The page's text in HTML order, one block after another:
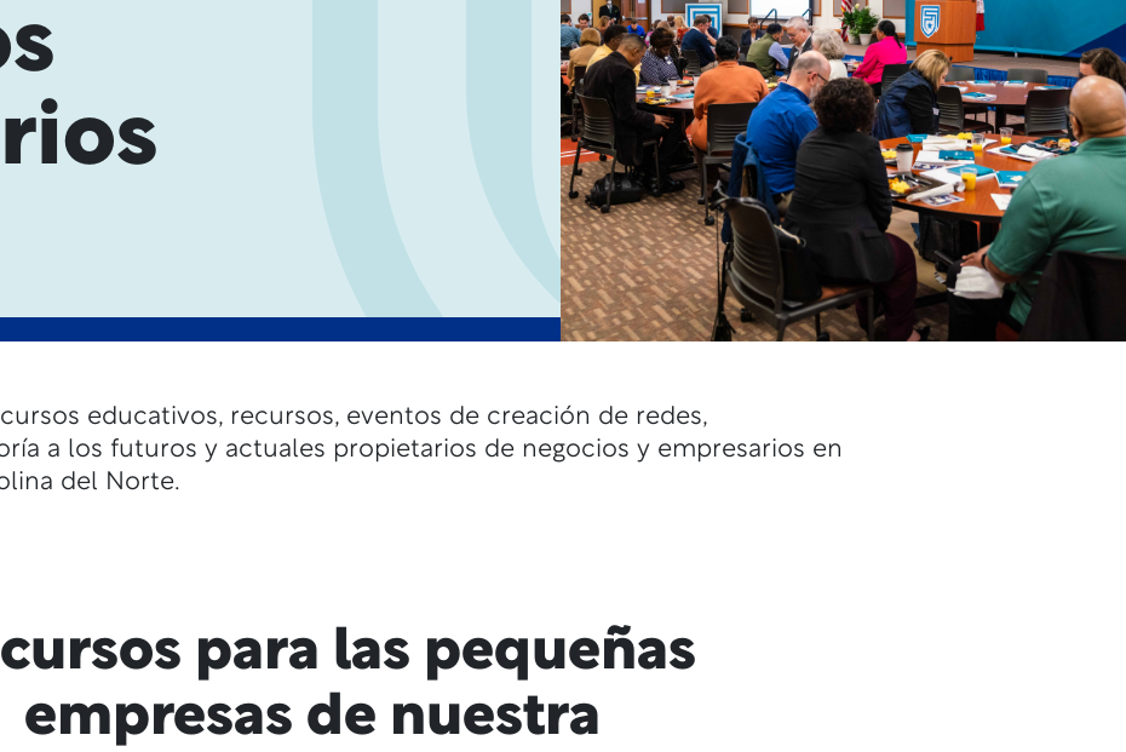
educativos, recursos, eventos de creación de redes,
a los futuros y actuales propietarios de negocios y empresarios en
del Norte.
para las pequeñas
empresas de nuestra